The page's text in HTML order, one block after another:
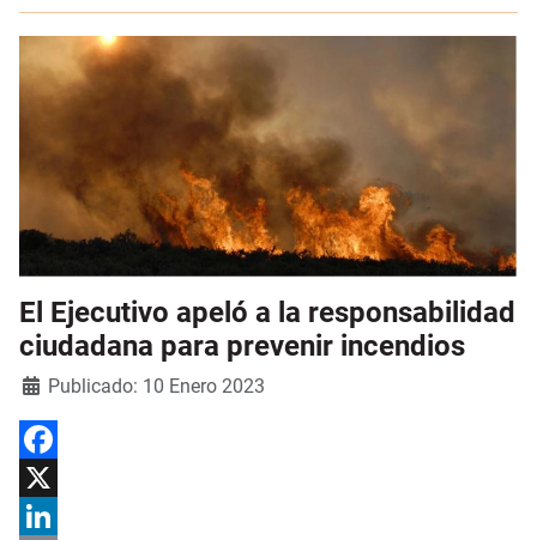
El Ejecutivo apeló a la responsabilidad
ciudadana para prevenir incendios
Detalles
Publicado: 10 Enero 2023
Facebook
X